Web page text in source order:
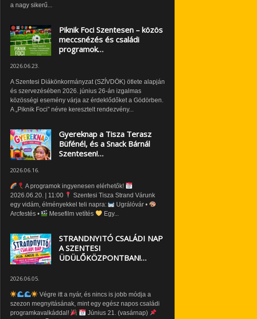
a nagy sikerű...
Piknik Foci Szentesen – közös
meccsnézés és családi
programok…
2026.06.23.
A Szentesi Diákönkormányzat (SZÍVDÖK) ötlete alapján
és szervezésében 2026. június 26-án izgalmas
közösségi esemény várja az érdeklődőket a Gödörben.
A „Piknik Foci” névre keresztelt rendezvény...
Gyereknap a Tisza Terasz
Büfénél, és a Snack Bárnál
Szentesen!…
2026.06.16.
A programok ingyenesen elérhetők!
2026.06.20. | 11:00
Szentesi Tisza Strand Várunk
egy vidám, élményekkel teli napra:
Ugrálóvár •
Arcfestés •
Mesefilm vetítés Egy...
STRANDNYITÓ CSALÁDI NAP
A SZENTESI
ÜDÜLŐKÖZPONTBAN!…
2026.06.05.
Végre itt a nyár, és nincs is jobb módja a
szezon megnyitásának, mint egy egész napos családi
programkavalkáddal!
Június 21. (vasárnap)